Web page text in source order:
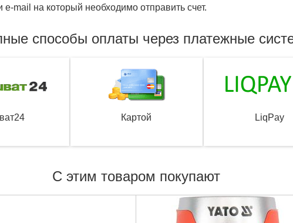
mail на который необходимо отправить счет.
способы оплаты через платежные
Картой LiqPay
С этим товаром покупают